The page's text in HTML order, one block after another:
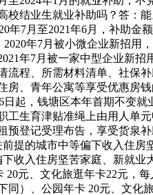
结业生就业补助吗？答：
7月至2021年6月，补助金
年7月被小微企业新招用
年7月被一家中型企业新
程、所需材料清单、社保
、青年公寓等享受优惠房
起，钱塘区本年首期不变
生育津贴准绳上由用人单
登记受理布告，享受货泉
提的城市中等偏下收入住
收入住房坚苦家庭、新就
元、文化旅逛年卡22元，
）、公园年卡 20元、文化